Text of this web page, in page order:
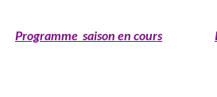
Programme saison en cours